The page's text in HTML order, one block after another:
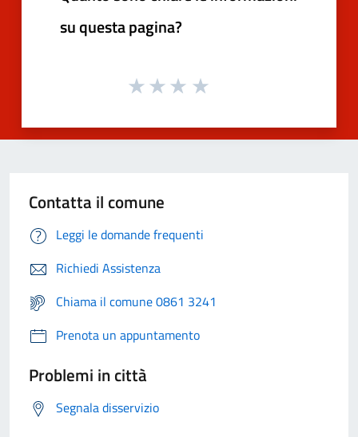
su questa pagina?
Contatta il comune
Leggi le domande frequenti
Richiedi Assistenza
Chiama il comune 0861 3241
Prenota un appuntamento
Problemi in città
Segnala disservizio